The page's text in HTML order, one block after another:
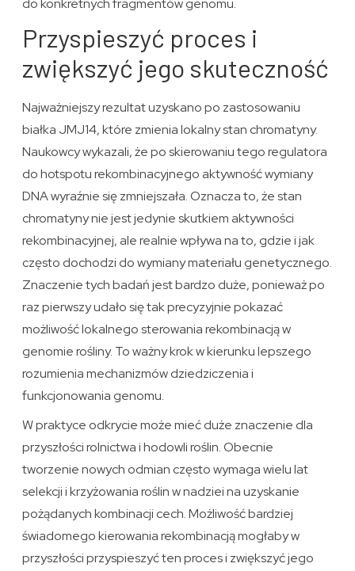
do konkretnych fragmentów genomu.
Przyspieszyć proces i
zwiększyć jego skuteczność
Najważniejszy rezultat uzyskano po zastosowaniu
białka JMJ14, które zmienia lokalny stan chromatyny.
Naukowcy wykazali, że po skierowaniu tego regulatora
do hotspotu rekombinacyjnego aktywność wymiany
DNA wyraźnie się zmniejszała. Oznacza to, że stan
chromatyny nie jest jedynie skutkiem aktywności
rekombinacyjnej, ale realnie wpływa na to, gdzie i jak
często dochodzi do wymiany materiału genetycznego.
Znaczenie tych badań jest bardzo duże, ponieważ po
raz pierwszy udało się tak precyzyjnie pokazać
możliwość lokalnego sterowania rekombinacją w
genomie rośliny. To ważny krok w kierunku lepszego
rozumienia mechanizmów dziedziczenia i
funkcjonowania genomu.
W praktyce odkrycie może mieć duże znaczenie dla
przyszłości rolnictwa i hodowli roślin. Obecnie
tworzenie nowych odmian często wymaga wielu lat
selekcji i krzyżowania roślin w nadziei na uzyskanie
pożądanych kombinacji cech. Możliwość bardziej
świadomego kierowania rekombinacją mogłaby w
przyszłości przyspieszyć ten proces i zwiększyć jego